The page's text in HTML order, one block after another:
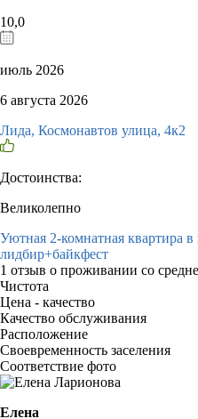
10,0
июль 2026
6 августа 2026
Лида, Космонавтов улица, 4к2
Достоинства:
Великолепно
Уютная 2-комнатная квартира в
лидбир+байкфест
1 отзыв о проживании со
Чистота
Цена - качество
Качество обслуживания
Расположение
Своевременность заселения
Соответствие фото
Елена